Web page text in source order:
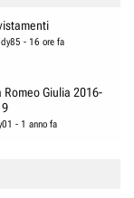
- 16 ore fa
Romeo Giulia 2016-
- 1 anno fa